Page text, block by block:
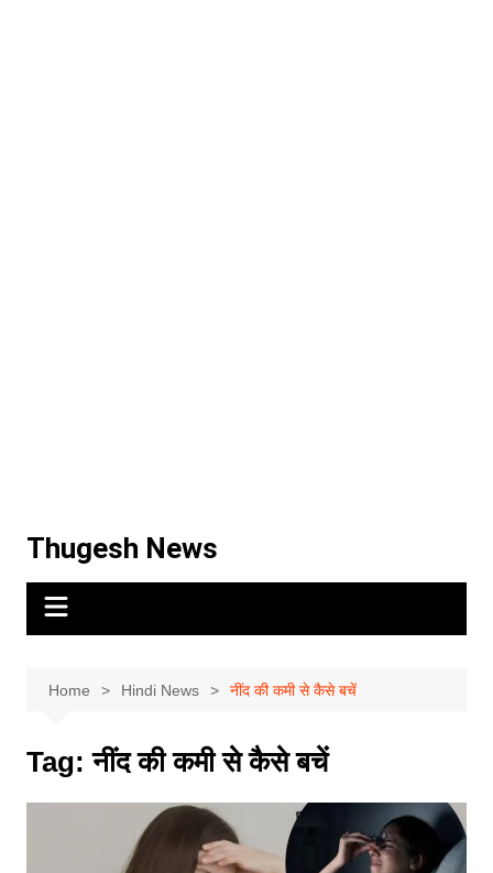
Thugesh News
Home Hindi News नींद की कमी से कैसे बचें
Tag:नींद की कमी से कैसे बचें